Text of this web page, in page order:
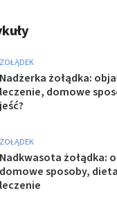
ŻOŁĄDEK
Nadżerka żołądka:
leczenie, domowe
jeść?
ŻOŁĄDEK
Nadkwasota żołądka:
domowe sposoby,
leczenie